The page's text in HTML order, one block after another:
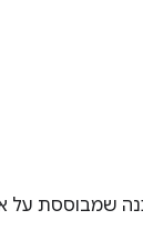
שמבוססת